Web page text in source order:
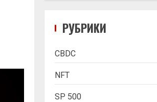
РУБРИКИ
CBDC
NFT
SP 500